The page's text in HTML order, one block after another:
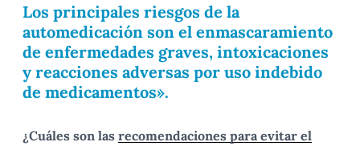
Los principales riesgos de la
automedicación son el enmascaramiento
de enfermedades graves, intoxicaciones
y reacciones adversas por uso indebido
de medicamentos».
¿Cuáles son las recomendaciones para evitar el